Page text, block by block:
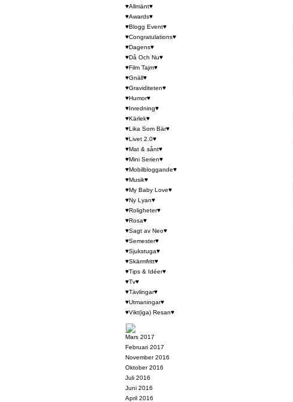
♥Allmänt♥
♥Awards♥
♥Blogg Event♥
♥Congratulations♥
♥Dagens♥
♥Då Och Nu♥
♥Film Tajm♥
♥Gnäll♥
♥Graviditeten♥
♥Humor♥
♥Inredning♥
♥Kärlek♥
♥Lika Som Bär♥
♥Livet 2.0♥
♥Mat & sånt♥
♥Mini Serien♥
♥Mobilbloggande♥
♥Musik♥
♥My Baby Love♥
♥Ny Lyan♥
♥Roligheter♥
♥Rosa♥
♥Sagt av Neo♥
♥Semester♥
♥Sjukstuga♥
♥Skärmfritt♥
♥Tips & Idéer♥
♥Tv♥
♥Tävlingar♥
♥Utmaningar♥
♥Vikt(iga) Resan♥
Mars 2017
Februari 2017
November 2016
Oktober 2016
Juli 2016
Juni 2016
April 2016